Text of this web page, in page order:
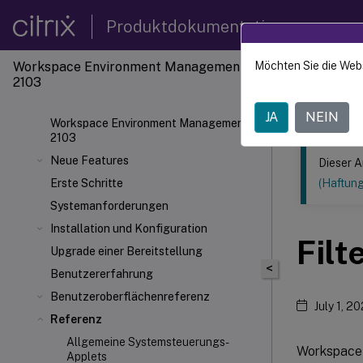
Produktdokumentation
Workspace Environment Management
2103
Workspace Environment Management
2103
Neue Features
Erste Schritte
Systemanforderungen
Installation und Konfiguration
Upgrade einer Bereitstellung
Benutzererfahrung
Benutzeroberflächenreferenz
Referenz
Allgemeine Systemsteuerungs-
Applets
Dieser Inhalt
<
Dieser
July 1,
Möchten Sie die
JA NEIN